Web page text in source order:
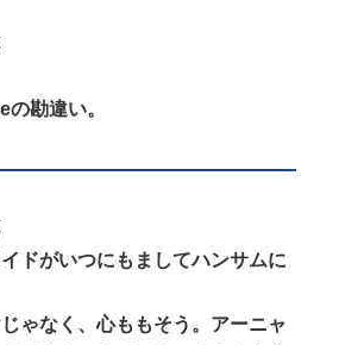
勘違い。
ドがいつにもましてハンサムに
ゃなく、心ももそう。アーニャ